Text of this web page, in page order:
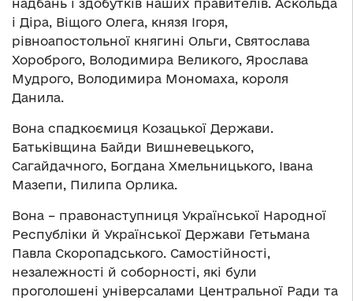
і Діра, Віщого Олега, князя Ігоря,
рівноапостольної княгині Ольги, Святослава
Хороброго, Володимира Великого, Ярослава
Мудрого, Володимира Мономаха, короля
Данила.
Вона спадкоємиця Козацької Держави.
Батьківщина Байди Вишневецького,
Сагайдачного, Богдана Хмельницького, Івана
Мазепи, Пилипа Орлика.
Вона – правонаступниця Української Народної
Республіки й Української Держави Гетьмана
Павла Скоропадського. Самостійності,
незалежності й соборності, які були
проголошені універсалами Центральної Ради та